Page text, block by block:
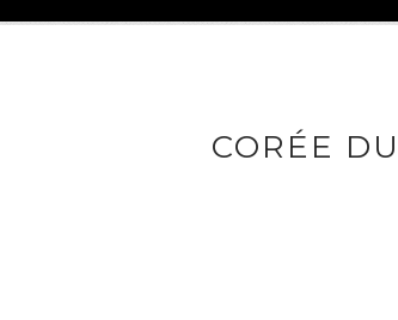
CORÉE